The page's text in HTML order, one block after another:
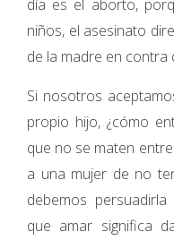
día es el aborto,
niños, el asesinato
de la madre en contra
Si nosotros
propio hijo, ¿cómo
que no se maten
a una mujer de no
debemos
que amar significa